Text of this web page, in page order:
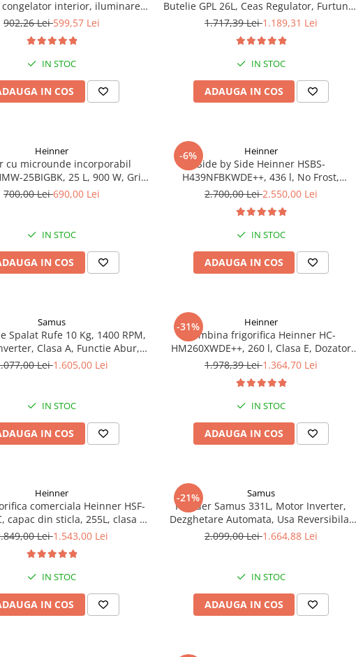
congelator interior, iluminare
LED, 83 cm, Alb
902,26 Lei599,57 Lei
IN STOC
IN COS
Butelie GPL 26L, Ceas Regulator, Furtun și
2 Coliere – 4 Arzătoare pe Gaz, Cuptor pe
Dublu la Cuptor, Tava și Grătar Cupto
1.717,39 Lei1.189,31 Lei
IN STOC
ADAUGA IN COS
Heinner
cu microunde incorporabil
25BIGBK, 25 L, 900 W, Grill,
LCD, Sticla Neagra
700,00 Lei690,00 Lei
IN STOC
IN COS
-6% Heinner
Side by Side Heinner HSBS-
H439NFBKWDE++, 436 l, No Frost,
Display, Dozator de apa, Functie smart,
E, H 177, Negru
2.700,00 Lei2.550,00 Lei
IN STOC
ADAUGA IN COS
Samus
Spalat Rufe 10 Kg, 1400 RPM,
Clasa A, Functie Abur,
LED, 16 Programe
Lei1.605,00 Lei
IN STOC
IN COS
-31% Heinner
Combina frigorifica Heinner HC-
HM260XWDE++, 260 l, Clasa E, Dozator
apa, Control electronic, Iluminare LED,
1.978,39 Lei1.364,70 Lei
IN STOC
ADAUGA IN COS
Heinner
comerciala Heinner HSF-
capac din sticla, 255L, clasa C,
convertibila
Lei1.543,00 Lei
IN STOC
IN COS
-21% Samus
Frigider Samus 331L, Motor Inverter,
Dezghetare Automata, Usa Reversibila,
Alb
2.099,00 Lei1.664,88 Lei
IN STOC
ADAUGA IN COS